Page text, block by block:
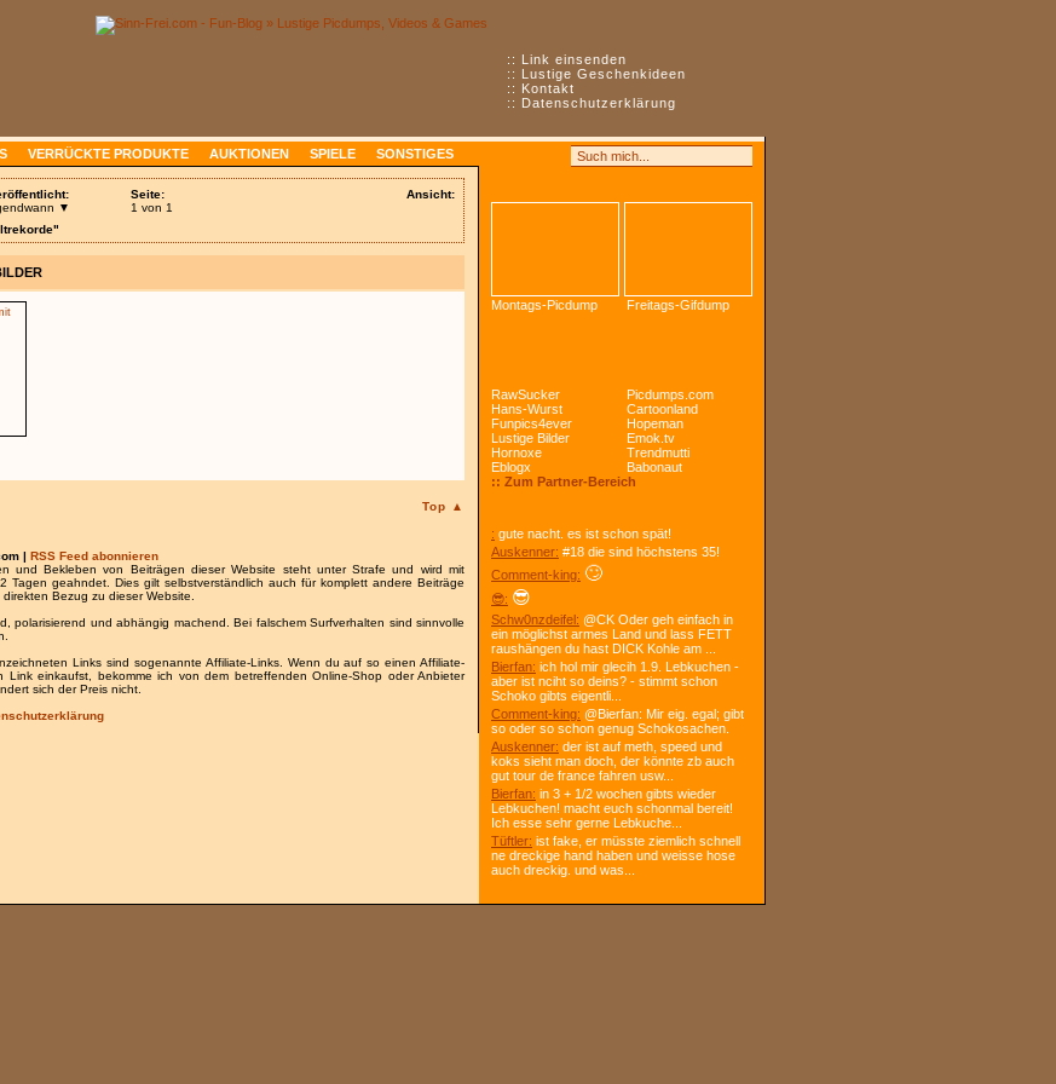
:: Link einsenden
:: Lustige Geschenkideen
:: Kontakt
:: Datenschutzerklärung
VERRÜCKTE PRODUKTE AUKTIONEN SPIELE SONSTIGES
Ansicht:
▼
Seite:
1 von 1
Top ▲
| RSS Feed abonnieren
und Bekleben von Beiträgen dieser Website steht unter Strafe und wird mit
Tagen geahndet. Dies gilt selbstverständlich auch für komplett andere Beiträge
Bezug zu dieser Website.
polarisierend und abhängig machend. Bei falschem Surfverhalten sind sinnvolle
Links sind sogenannte Affiliate-Links. Wenn du auf so einen Affiliate-
Link einkaufst, bekomme ich von dem betreffenden Online-Shop oder Anbieter
sich der Preis nicht.
Montags-Picdump Freitags-Gifdump
RawSucker
Picdumps.com
Hans-Wurst
Cartoonland
Funpics4ever
Hopeman
Lustige Bilder
Emok.tv
Hornoxe
Trendmutti
Eblogx
Babonaut
:: Zum Partner-Bereich
: gute nacht. es ist schon spät!
Auskenner: #18 die sind höchstens 35!
Comment-king: 🙄
😎: 😎
Schw0nzdeifel: @CK Oder geh einfach in
ein möglichst armes Land und lass FETT
raushängen du hast DICK Kohle am ...
Bierfan: ich hol mir glecih 1.9. Lebkuchen -
aber ist nciht so deins? - stimmt schon
Schoko gibts eigentli...
Comment-king: @Bierfan: Mir eig. egal; gibt
so oder so schon genug Schokosachen.
Auskenner: der ist auf meth, speed und
koks sieht man doch, der könnte zb auch
gut tour de france fahren usw...
Bierfan: in 3 + 1/2 wochen gibts wieder
Lebkuchen! macht euch schonmal bereit!
Ich esse sehr gerne Lebkuche...
Tüftler: ist fake, er müsste ziemlich schnell
ne dreckige hand haben und weisse hose
auch dreckig. und was...